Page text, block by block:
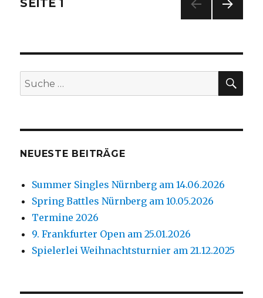
SEITE 1
E
Suche
nach:
NEUESTE BEITRÄGE
Summer Singles Nürnberg am 14.06.2026
Spring Battles Nürnberg am 10.05.2026
Termine 2026
9. Frankfurter Open am 25.01.2026
Spielerlei Weihnachtsturnier am 21.12.2025